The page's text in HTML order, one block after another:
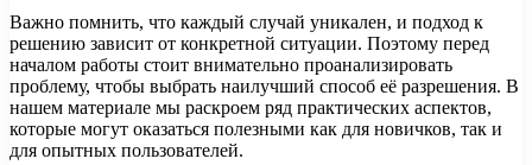
Важно помнить, что каждый случай уникален, и подход к
решению зависит от конкретной ситуации. Поэтому перед
началом работы стоит внимательно проанализировать
проблему, чтобы выбрать наилучший способ её разрешения. В
нашем материале мы раскроем ряд практических аспектов,
которые могут оказаться полезными как для новичков, так и
для опытных пользователей.